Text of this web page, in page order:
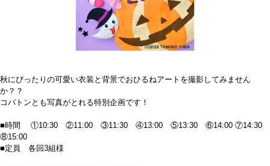
秋にぴったりの可愛い衣装と背景でおひるねアートを撮影してみません
か？？
コバトンとも写真がとれる特別企画です！
■時間 ①10:30 ②11:00 ③11:30 ④13:00 ⑤13:30 ⑥14:00 ⑦14:30
⑧15:00
■定員 各回3組様